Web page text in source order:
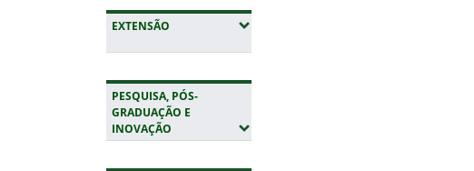
EXTENSÃO (EXPANDIR SUBMENUS)
PESQUISA, PÓS-
GRADUAÇÃO E
INOVAÇÃO (EXPANDIR SUBMENUS)